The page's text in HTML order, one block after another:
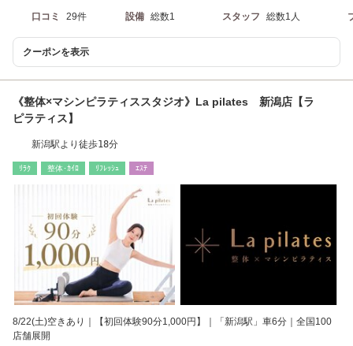
口コミ 29件 設備 総数1 スタッフ 総数1人
クーポンを表示
《整体×マシンピラティススタジオ》La pilates 新潟店【ラ
ピラティス】
新潟駅より徒歩18分
ﾘﾗｸ 整体･ｶｲﾛ ﾘﾌﾚｯｼｭ ｴｽﾃ
8/22(土)空きあり｜【初回体験90分1,000円】｜「新潟駅」車6分｜全国100
店舗展開